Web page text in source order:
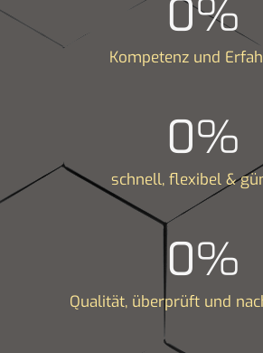
0%
Kompetenz und
0%
schnell, flexibel &
0%
Qualität, überprüft und